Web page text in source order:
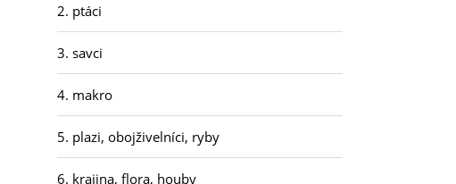
2. ptáci
3. savci
4. makro
5. plazi, obojživelníci, ryby
6. krajina, flora, houby